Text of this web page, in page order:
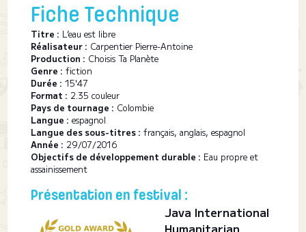
Fiche Technique
Titre : L’eau est libre
Réalisateur : Carpentier Pierre-Antoine
Production : Choisis Ta Planète
Genre : fiction
Durée : 15'47
Format : 2.35 couleur
Pays de tournage : Colombie
Langue : espagnol
Langue des sous-titres : français, anglais, espagnol
Année : 29/07/2016
Objectifs de développement durable : Eau propre et
assainissement
Présentation en festival :
Java International